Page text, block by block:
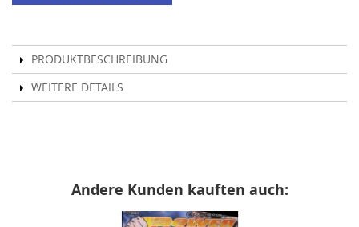
PRODUKTBESCHREIBUNG
WEITERE DETAILS
Andere Kunden kauften auch: